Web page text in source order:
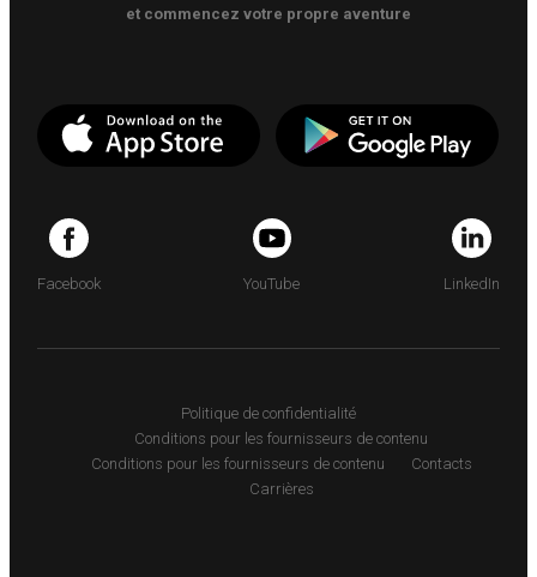
et commencez votre propre aventure
Facebook YouTube LinkedIn
Politique de confidentialité
Conditions pour les fournisseurs de contenu
Conditions pour les fournisseurs de contenu
Contacts
Carrières